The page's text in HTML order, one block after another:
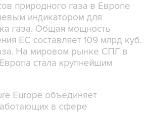
природного газа в Европе
индикатором для
газа. Общая мощность
ЕС составляет 109 млрд куб.
На мировом рынке СПГ в
стала крупнейшим
Europe объединяет
в сфере